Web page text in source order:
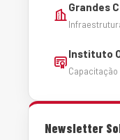
Grandes
Instituto
Newsletter